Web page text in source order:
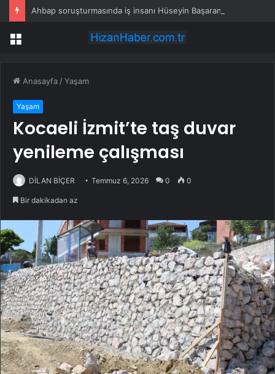
Menü
Anasayfa /Yaşam
Yaşam
Kocaeli İzmit’te taş duvar
yenileme çalışması
DİLAN BİÇER Temmuz 6, 2026 0 0
Bir dakikadan az